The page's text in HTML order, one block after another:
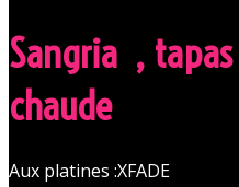
Sangria ,
chaude
Aux platines :XFADE